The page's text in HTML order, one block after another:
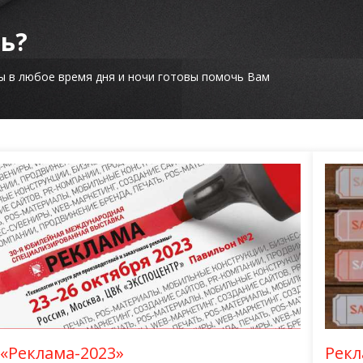
в любое время дня и ночи готовы помочь Вам
«Реклама-2023»